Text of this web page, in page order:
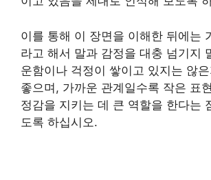
이를 통해 이 장면을 이해한 뒤에는
라고 해서 말과 감정을 대충 넘기지
운함이나 걱정이 쌓이고 있지는 않
좋으며, 가까운 관계일수록 작은 표
정감을 지키는 데 큰 역할을 한다는
도록 하십시오.